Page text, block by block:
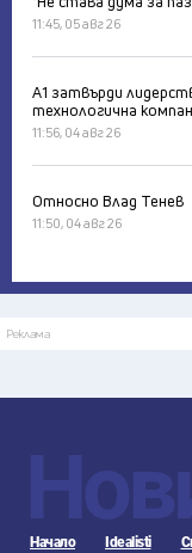
11:45, 05 авг 26
А1 затвърди
технологична
11:56, 04 авг 26
Относно Влад Тенев
11:50, 04 авг 26
Реклама
Начало Idealisti